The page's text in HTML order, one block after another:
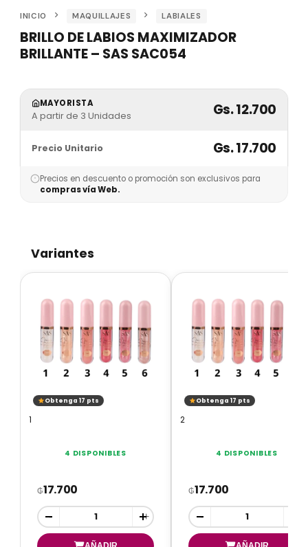
INICIO MAQUILLAJES LABIALES
BRILLO DE LABIOS MAXIMIZADOR
BRILLANTE – SAS SAC054
MAYORISTA
A partir de 3 Unidades Gs. 12.700
Precio Unitario Gs. 17.700
Precios en descuento o promoción son exclusivos para
compras vía Web.
Variantes
Obtenga 17 pts
1
4 DISPONIBLES
₲17.700
- +
Obtenga 17 pts
2
4 DISPONIBLES
₲17.700
-